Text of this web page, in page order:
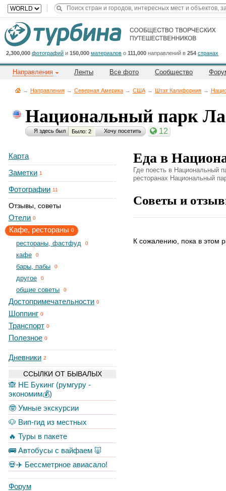
2,300,000 фотографий и 150,000 материалов о 111,000 направлений в 254 странах
Направления Ленты Все фото Сообщество
→ Направления → Северная Америка → CША → Штат Калифорния →
Национальный парк
Я здесь был Было: 2 Хочу посетить 12
Карта
Заметки 1
Фотографии 11
Отзывы, советы
Отели 0
Кафе, рестораны 0
рестораны, фастфуд 0
кафе 0
бары, пабы 0
другое 0
общие советы 0
Достопримечательности 0
Шоппинг 0
Транспорт 0
Полезное 0
Дневники 2
ССЫЛКИ ОТ БЫВАЛЫХ
🙈 НЕ Букинг (румгуру -
экономим💰)
🤓 Умные экскурсии
🐶 Вип-гид из местных
🔥 Туры в пакете
🚌 Автобусы с вайфаем 🐷
💀✈️ Бессметрное авиасало!
Форум
Еда в
Где поесть в Национальный
ресторанах Национальный
Советы и
К сожалению, пока в этом
Cейчас
на
сайте:
Title
Button